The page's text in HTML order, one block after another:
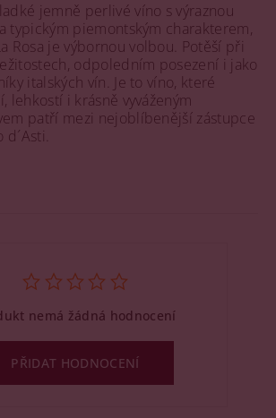
jemně perlivé víno s výraznou
typickým piemontským charakterem,
Rosa je výbornou volbou. Potěší při
odpoledním posezení i jako
italských vín. Je to víno, které
lehkostí i krásně vyváženým
patří mezi nejoblíbenější zástupce
nemá žádná hodnocení
PŘIDAT HODNOCENÍ